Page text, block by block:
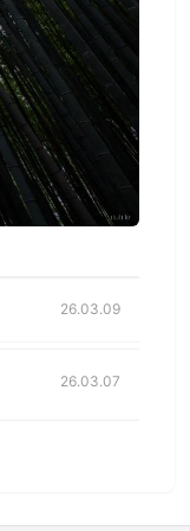
26.03.09
26.03.07